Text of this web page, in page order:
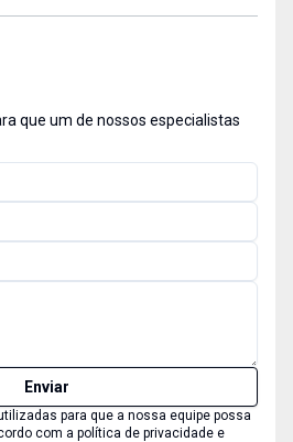
que um de nossos especialistas
Enviar
para que a nossa equipe possa
com a política de privacidade e